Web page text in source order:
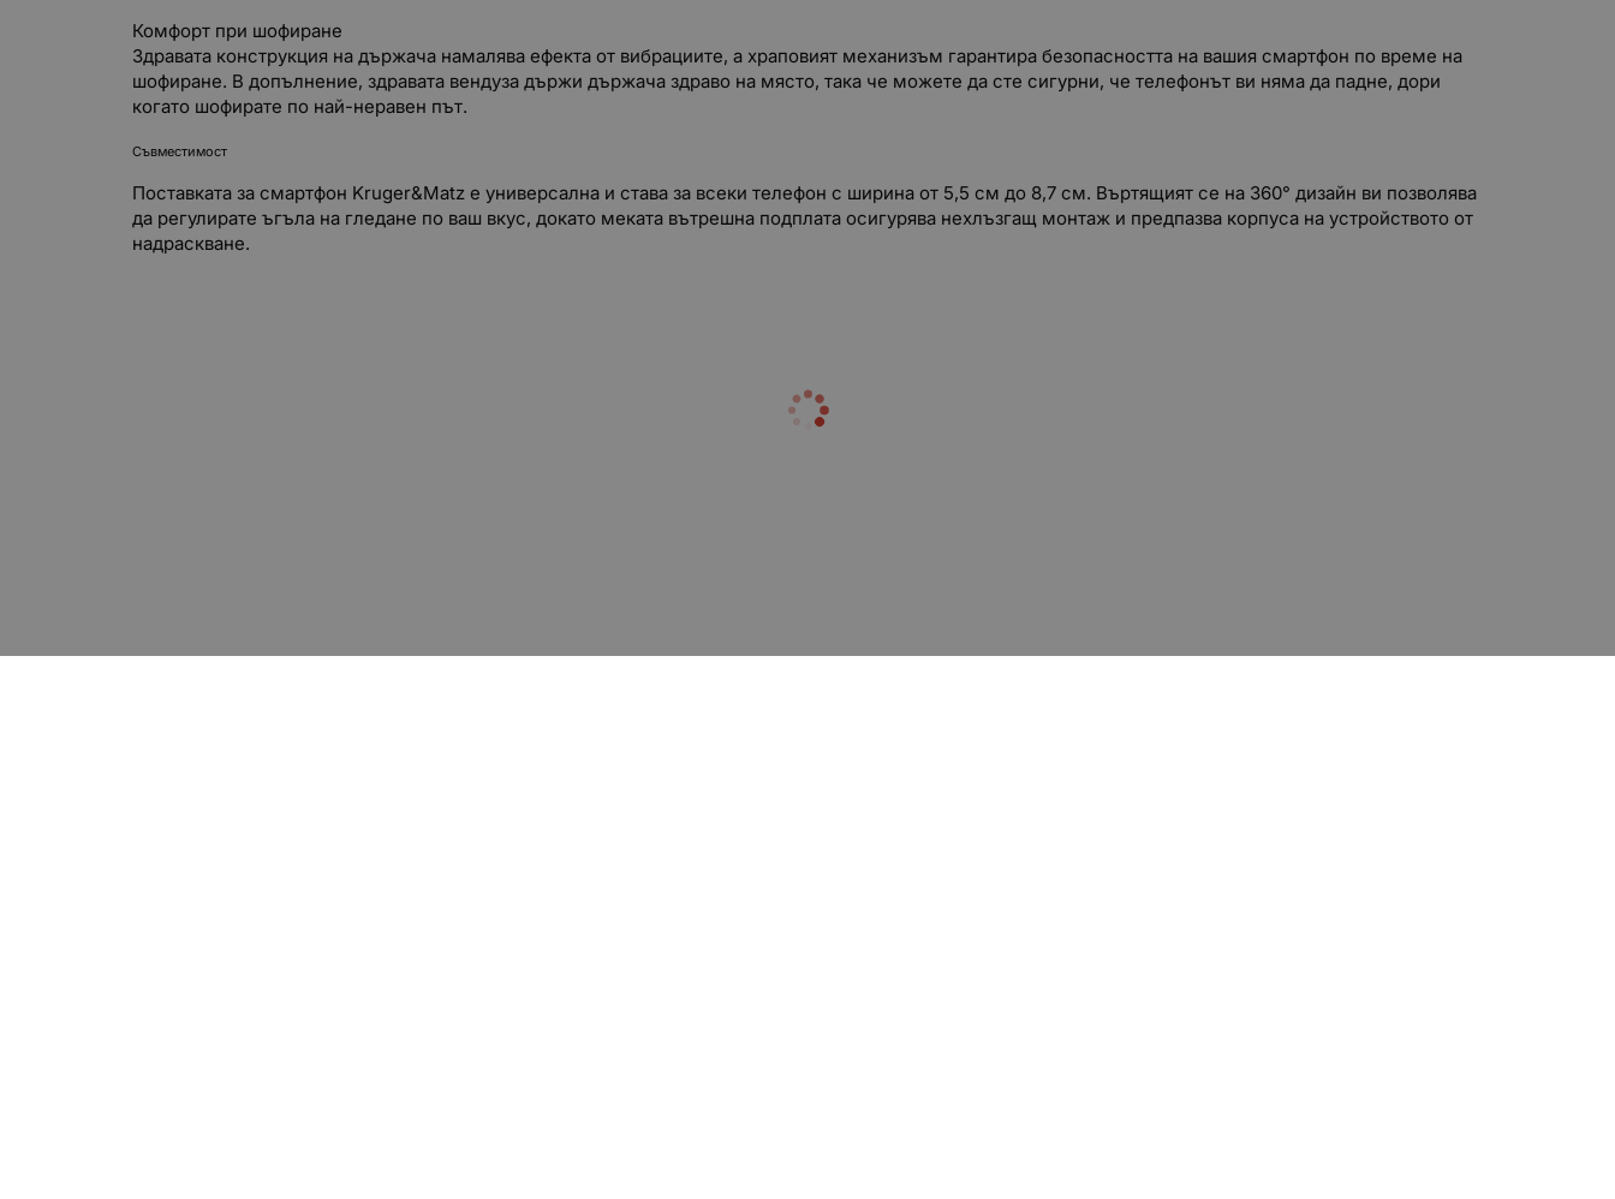
Комфорт при шофиране
Здравата конструкция на държача намалява ефекта от вибрациите, а храповият механизъм гарантира безопасността на вашия смартфон по време на
шофиране. В допълнение, здравата вендуза държи държача здраво на място, така че можете да сте сигурни, че телефонът ви няма да падне, дори
когато шофирате по най-неравен път.
Съвместимост
Поставката за смартфон Kruger&Matz е универсална и става за всеки телефон с ширина от 5,5 см до 8,7 см. Въртящият се на 360° дизайн ви позволява
да регулирате ъгъла на гледане по ваш вкус, докато меката вътрешна подплата осигурява нехлъзгащ монтаж и предпазва корпуса на устройството от
надраскване.